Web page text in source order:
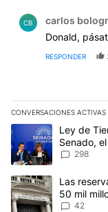
CB carlos
Donald,
RESPONDER
CONVERSACIONES ACTIVAS
Este listado muestra
Un artículo deLey de
Senado,
del298
Un artículo de
Las
50 mil
42